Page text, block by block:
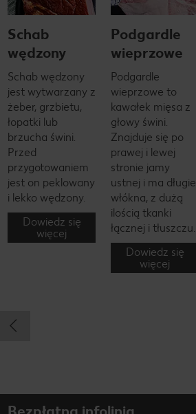
Schab
wędzony
Schab wędzony
jest wytwarzany z
żeber, grzbietu,
łopatki lub
brzucha świni.
Przed
przygotowaniem
jest on peklowany
i lekko wędzony.
Dowiedz się
więcej
Podgardle
wieprzowe
Podgardle
wieprzowe to
kawałek mięsa z
głowy świni.
Znajduje się po
prawej i lewej
stronie jamy
ustnej i ma długie
włókna, z dużą
ilością tkanki
łącznej i tłuszczu.
Dowiedz się
więcej